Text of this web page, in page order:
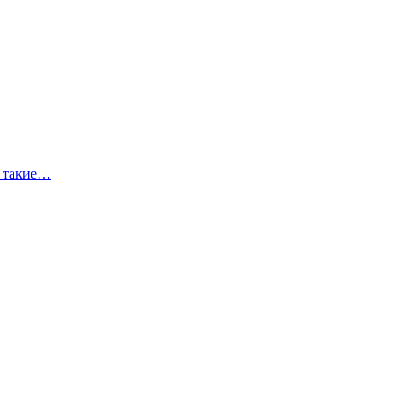
такие…